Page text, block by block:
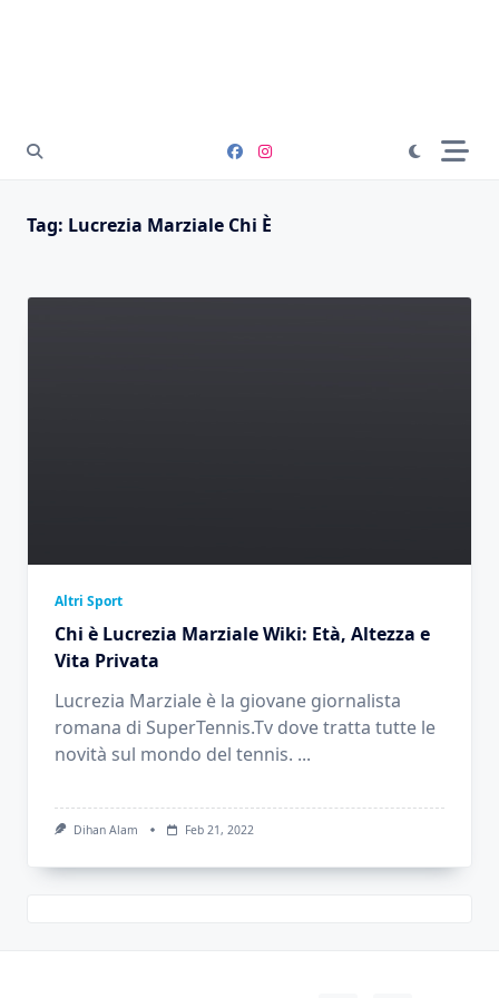
Tag: Lucrezia Marziale Chi È
Altri Sport
Chi è Lucrezia Marziale Wiki: Età, Altezza e
Vita Privata
Lucrezia Marziale è la giovane giornalista
romana di SuperTennis.Tv dove tratta tutte le
novità sul mondo del tennis. ...
Dihan Alam Feb 21, 2022